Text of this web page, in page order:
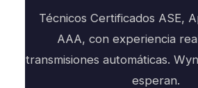
Técnicos Certificados ASE,
AAA, con experiencia
transmisiones automáticas.
esperan.